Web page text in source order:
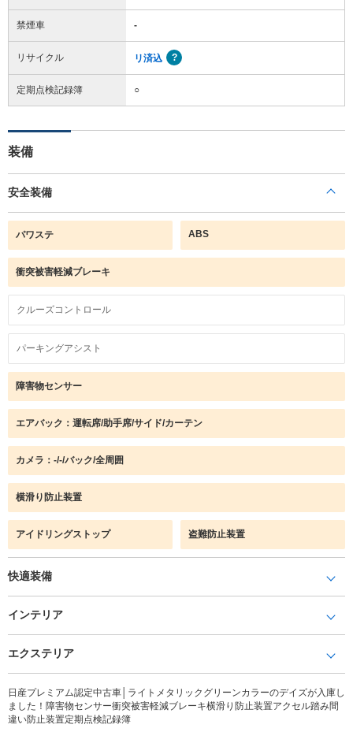
禁煙車 -
リサイクル リ済込
定期点検記録簿 ○
装備
安全装備
パワステ ABS
衝突被害軽減ブレーキ
クルーズコントロール
パーキングアシスト
障害物センサー
エアバック：運転席/助手席/サイド/カーテン
カメラ：-/-/バック/全周囲
横滑り防止装置
アイドリングストップ 盗難防止装置
快適装備
インテリア
エクステリア
日産プレミアム認定中古車│ライトメタリックグリーンカラーのデイズが入庫し
ました！障害物センサー衝突被害軽減ブレーキ横滑り防止装置アクセル踏み間
違い防止装置定期点検記録簿